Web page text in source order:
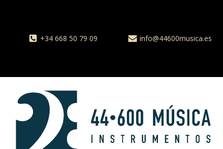
+34 668 50 79 09 info@44600musica.es